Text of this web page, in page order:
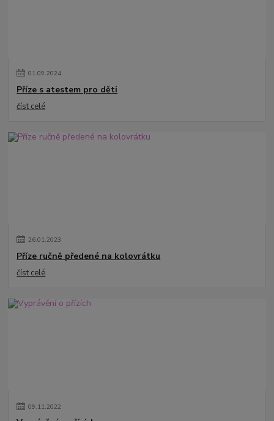
01.09.2024
Příze s atestem pro děti
číst celé
26.01.2023
Příze ručně předené na kolovrátku
číst celé
09.11.2022